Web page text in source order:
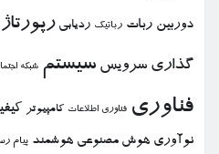
دوربین ربات رباتیك ردیابی رپورتاژ
گذاری سرویس سیستم شبكه
فناوری فناوری اطلاعات كامپیوتر
نوآوری هوش مصنوعی هوشمند پیام